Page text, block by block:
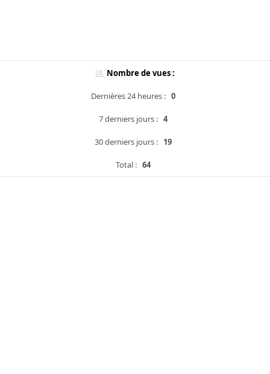
Nombre de vues :
Dernières 24 heures : 0
7 derniers jours : 4
30 derniers jours : 19
Total : 64